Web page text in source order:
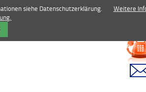
baumaschinen.de
siehe Datenschutzerklärung.
Weitere